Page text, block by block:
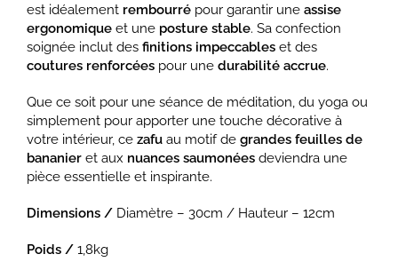
est idéalement rembourré pour garantir une assise
ergonomique et une posture stable. Sa confection
soignée inclut des finitions impeccables et des
coutures renforcées pour une durabilité accrue.
Que ce soit pour une séance de méditation, du yoga ou
simplement pour apporter une touche décorative à
votre intérieur, ce zafu au motif de grandes feuilles de
bananier et aux nuances saumonées deviendra une
pièce essentielle et inspirante.
Dimensions / Diamètre – 30cm / Hauteur – 12cm
Poids / 1,8kg